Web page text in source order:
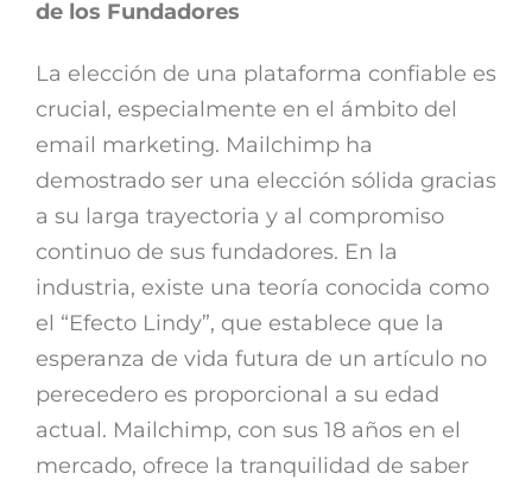
de los Fundadores
La elección de una plataforma confiable es
crucial, especialmente en el ámbito del
email marketing. Mailchimp ha
demostrado ser una elección sólida gracias
a su larga trayectoria y al compromiso
continuo de sus fundadores. En la
industria, existe una teoría conocida como
el “Efecto Lindy”, que establece que la
esperanza de vida futura de un artículo no
perecedero es proporcional a su edad
actual. Mailchimp, con sus 18 años en el
mercado, ofrece la tranquilidad de saber